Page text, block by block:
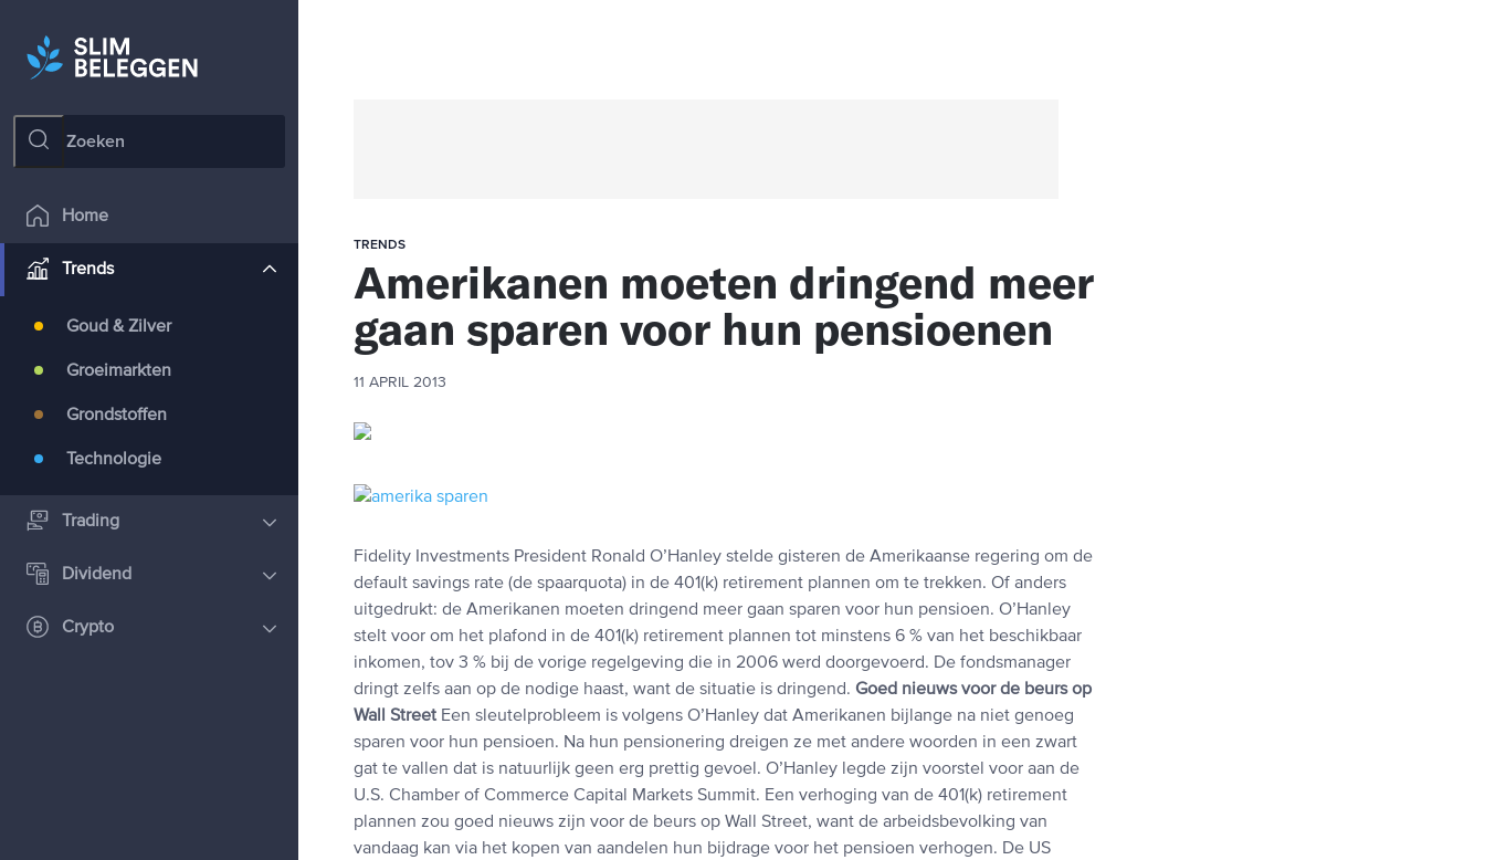
Home
Trends
Goud & Zilver
Groeimarkten
Grondstoffen
Technologie
Trading
Dividend
Crypto
TRENDS
Amerikanen moeten dringend meer
gaan sparen voor hun pensioenen
11 APRIL 2013
Fidelity Investments President Ronald O’Hanley stelde gisteren de Amerikaanse regering om de
default savings rate (de spaarquota) in de 401(k) retirement plannen om te trekken. Of anders
uitgedrukt: de Amerikanen moeten dringend meer gaan sparen voor hun pensioen. O’Hanley
stelt voor om het plafond in de 401(k) retirement plannen tot minstens 6 % van het beschikbaar
inkomen, tov 3 % bij de vorige regelgeving die in 2006 werd doorgevoerd. De fondsmanager
dringt zelfs aan op de nodige haast, want de situatie is dringend. Goed nieuws voor de beurs op
Wall Street Een sleutelprobleem is volgens O’Hanley dat Amerikanen bijlange na niet genoeg
sparen voor hun pensioen. Na hun pensionering dreigen ze met andere woorden in een zwart
gat te vallen dat is natuurlijk geen erg prettig gevoel. O’Hanley legde zijn voorstel voor aan de
U.S. Chamber of Commerce Capital Markets Summit. Een verhoging van de 401(k) retirement
plannen zou goed nieuws zijn voor de beurs op Wall Street, want de arbeidsbevolking van
vandaag kan via het kopen van aandelen hun bijdrage voor het pensioen verhogen. De US